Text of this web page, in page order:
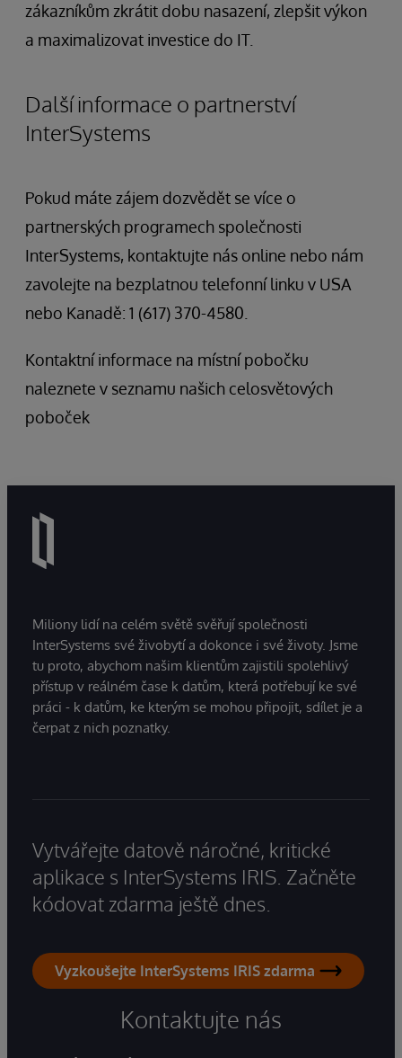
zákazníkům zkrátit dobu nasazení, zlepšit výkon
a maximalizovat investice do IT.
Další informace o partnerství
InterSystems
Pokud máte zájem dozvědět se více o
partnerských programech společnosti
InterSystems, kontaktujte nás online nebo nám
zavolejte na bezplatnou telefonní linku v USA
nebo Kanadě: 1 (617) 370-4580.
Kontaktní informace na místní pobočku
naleznete v seznamu našich celosvětových
poboček
Miliony lidí na celém světě svěřují společnosti
InterSystems své živobytí a dokonce i své životy. Jsme
tu proto, abychom našim klientům zajistili spolehlivý
přístup v reálném čase k datům, která potřebují ke své
práci - k datům, ke kterým se mohou připojit, sdílet je a
čerpat z nich poznatky.
Vytvářejte datově náročné, kritické
aplikace s InterSystems IRIS. Začněte
kódovat zdarma ještě dnes.
Vyzkoušejte InterSystems IRIS zdarma
Kontaktujte nás